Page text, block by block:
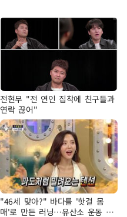
전현무 "전 연인 집착에 친구들과
연락 끊어"
"46세 맞아?" 바다를 '핫걸 몸
매'로 만든 러닝…유산소 운동 효